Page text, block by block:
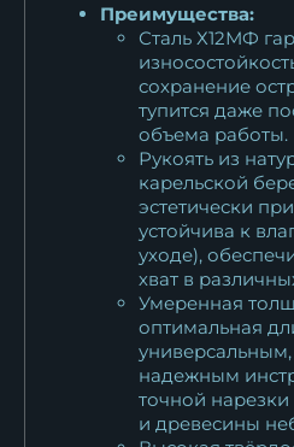
Преимущества:
Сталь Х12МФ
сохранение
тупится даже
объема работы.
Рукоять из
карельской
эстетически
устойчива к
уходе),
хват в
Умеренная
оптимальная
надежным
точной нарезки
и древесины